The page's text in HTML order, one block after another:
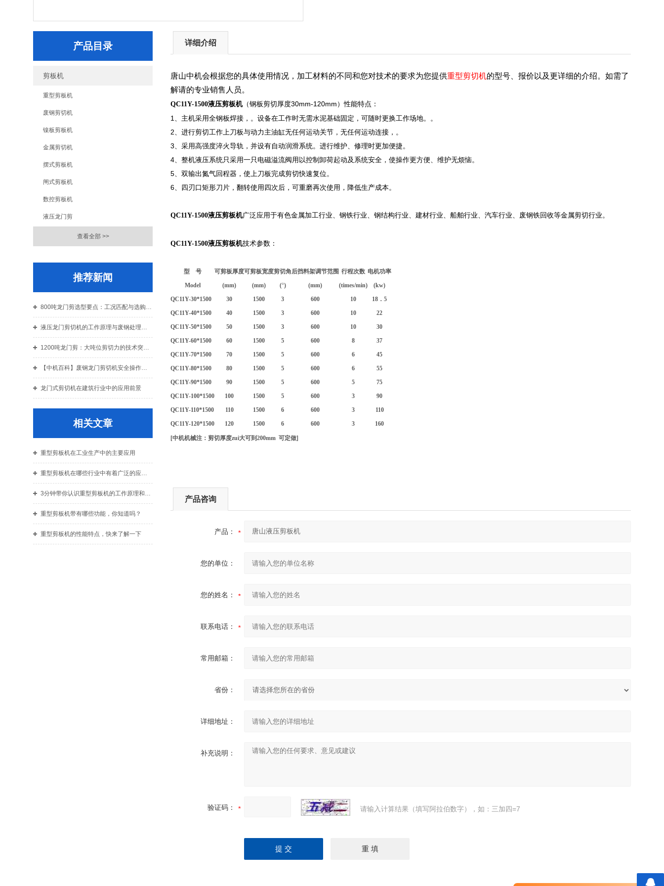
产品目录
剪板机
重型剪板机
废钢剪切机
镍板剪板机
金属剪切机
摆式剪板机
闸式剪板机
数控剪板机
液压龙门剪
查看全部 >>
推荐新闻
800吨龙门剪选型要点：工况匹配与选购指南
液压龙门剪切机的工作原理与废钢处理应用解析
1200吨龙门剪：大吨位剪切力的技术突破与结构设计解析
【中机百科】废钢龙门剪切机安全操作规程：老机手总结的10条铁律
龙门式剪切机在建筑行业中的应用前景
相关文章
重型剪板机在工业生产中的主要应用
重型剪板机在哪些行业中有着广泛的应用？
3分钟带你认识重型剪板机的工作原理和使用准则
重型剪板机带有哪些功能，你知道吗？
重型剪板机的性能特点，快来了解一下
详细介绍
唐山中机会根据您的具体使用情况，加工材料的不同和您对技术的要求为您提供重型剪切机的型号、报价以及更详细的介绍。如需了
解请的专业销售人员。
QC11Y-1500液压剪板机（钢板剪切厚度30mm-120mm）性能特点：
1、主机采用全钢板焊接，。设备在工作时无需水泥基础固定，可随时更换工作场地。。
2、进行剪切工作上刀板与动力主油缸无任何运动关节，无任何运动连接，。
3、采用高强度淬火导轨，并设有自动润滑系统。进行维护、修理时更加便捷。
4、整机液压系统只采用一只电磁溢流阀用以控制卸荷起动及系统安全，使操作更方便、维护无烦恼。
5、双输出氮气回程器，使上刀板完成剪切快速复位。
6、四刃口矩形刀片，翻转使用四次后，可重磨再次使用，降低生产成本。
QC11Y-1500液压剪板机广泛应用于有色金属加工行业、钢铁行业、钢结构行业、建材行业、船舶行业、汽车行业、废钢铁回收等金属剪切行业。
QC11Y-1500液压剪板机技术参数：
型 号
Model
可剪板厚度
(mm)
可剪板宽度
(mm)
剪切角
(°)
后挡料架调节范围
(mm)
行程次数
(times/min)
电机功率
(kw)
QC11Y-30*1500
30 1500 3 600 10
18．5
QC11Y-40*1500
40 1500 3 600 10
22
QC11Y-50*1500
50 1500 3 600 10
30
QC11Y-60*1500
60 1500 5 600 8
37
QC11Y-70*1500
70 1500 5 600 6
45
QC11Y-80*1500
80 1500 5 600 6
55
QC11Y-90*1500
90 1500 5 600 5
75
QC11Y-100*1500
100 1500 5 600 3
90
QC11Y-110*1500
110 1500 6 600 3
110
QC11Y-120*1500
120 1500 6 600 3 160
[中机机械注：剪切厚度zui大可到200mm 可定做]
产品咨询
产品：
您的单位：
您的姓名：
联系电话：
常用邮箱：
省份：
详细地址：
补充说明：
验证码： 请输入计算结果（填写阿拉伯数字），如：三加四=7